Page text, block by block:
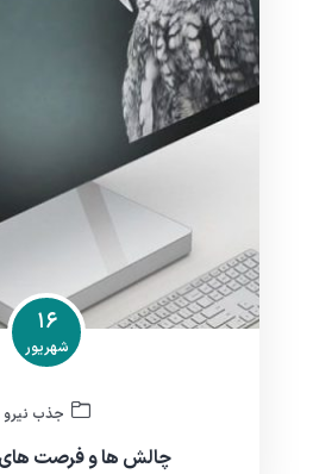
۱۶
شهریور
جذب نیرو
چالش ها و فرصت های